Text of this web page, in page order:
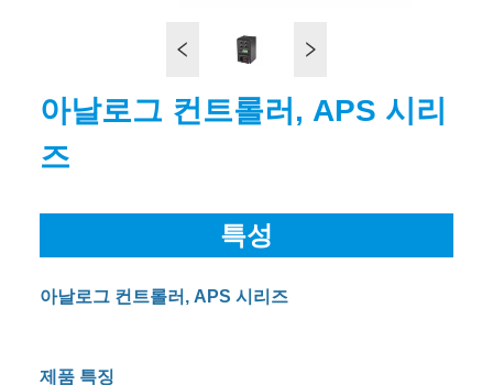
아날로그 컨트롤러, APS 시리
즈
특성